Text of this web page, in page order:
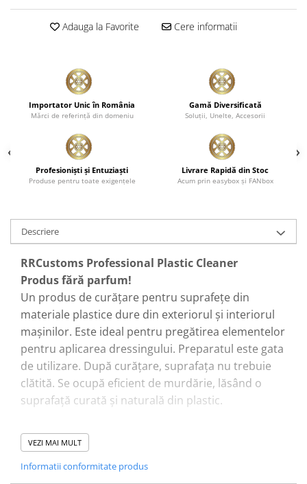
Adauga la Favorite Cere informatii
Importator Unic în România
Mărci de referinţă din domeniu
Gamă Diversificată
Soluţii, Unelte, Accesorii
Profesionişti şi Entuziaşti
Produse pentru toate exigenţele
Livrare Rapidă din Stoc
Acum prin easybox şi FANbox
Descriere
RRCustoms Professional Plastic Cleaner
Produs fără parfum!
Un produs de curățare pentru suprafețe din
materiale plastice dure din exteriorul și interiorul
mașinilor. Este ideal pentru pregătirea elementelor
pentru aplicarea dressingului. Preparatul este gata
de utilizare. După curățare, suprafața nu trebuie
clătită. Se ocupă eficient de murdărie, lăsând o
suprafață curată și naturală din plastic.
Caracteristicile produsului:
produs conceput pentru curățarea materialelor
plastice dure (de exemplu, părțile laterale ale
VEZI MAI MULT
Informatii conformitate produs